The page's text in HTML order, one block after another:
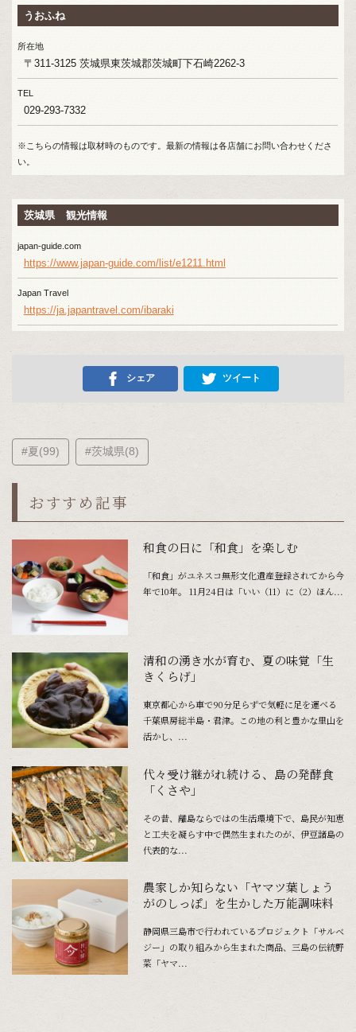
うおふね
所在地
〒311-3125 茨城県東茨城郡茨城町下石崎2262-3
TEL
029-293-7332
※こちらの情報は取材時のものです。最新の情報は各店舗にお問い合わせくださ
い。
茨城県 観光情報
japan-guide.com
https://www.japan-guide.com/list/e1211.html
Japan Travel
https://ja.japantravel.com/ibaraki
シェア ツイート
#夏(99) #茨城県(8)
おすすめ記事
和食の日に「和食」を楽しむ
「和食」がユネスコ無形文化遺産登録されてから今
年で10年。 11月24日は「いい（11）に（2）ほん...
清和の湧き水が育む、夏の味覚「生
きくらげ」
東京都心から車で90分足らずで気軽に足を運べる
千葉県房総半島・君津。この地の利と豊かな里山を
活かし、...
代々受け継がれ続ける、島の発酵食
「くさや」
その昔、離島ならではの生活環境下で、島民が知恵
と工夫を凝らす中で偶然生まれたのが、伊豆諸島の
代表的な...
農家しか知らない「ヤマツ葉しょう
がのしっぽ」を生かした万能調味料
静岡県三島市で行われているプロジェクト「サルベ
ジー」の取り組みから生まれた商品、三島の伝統野
菜「ヤマ...